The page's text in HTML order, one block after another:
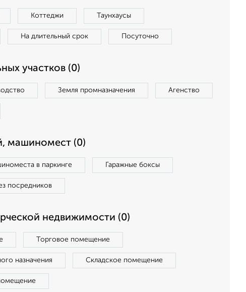
Коттеджи Таунхаусы
На длительный срок Посуточно
участков (0)
Земля промназначения Агенство
машиномест (0)
в паркинге Гаражные боксы
посредников
недвижимости (0)
Торговое помещение
назначения Складское помещение